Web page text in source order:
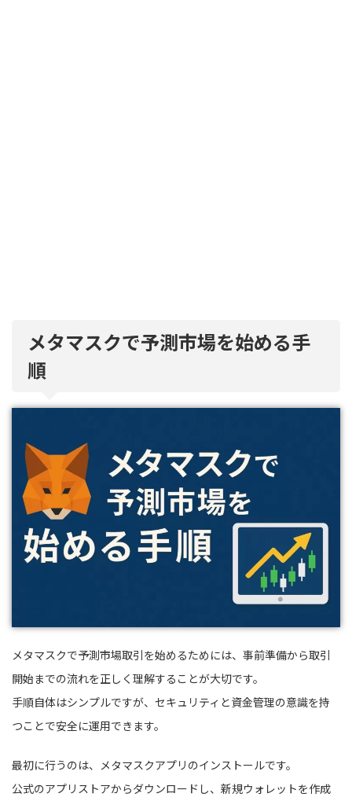
メタマスクで予測市場を始める手
順
メタマスクで予測市場取引を始めるためには、事前準備から取引
開始までの流れを正しく理解することが大切です。
手順自体はシンプルですが、セキュリティと資金管理の意識を持
つことで安全に運用できます。
最初に行うのは、メタマスクアプリのインストールです。
公式のアプリストアからダウンロードし、新規ウォレットを作成